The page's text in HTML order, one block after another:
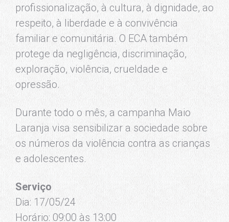
profissionalização, à cultura, à dignidade, ao
respeito, à liberdade e à convivência
familiar e comunitária. O ECA também
protege da negligência, discriminação,
exploração, violência, crueldade e
opressão.
Durante todo o mês, a campanha Maio
Laranja visa sensibilizar a sociedade sobre
os números da violência contra as crianças
e adolescentes.
Serviço
Dia: 17/05/24
Horário: 09:00 às 13:00